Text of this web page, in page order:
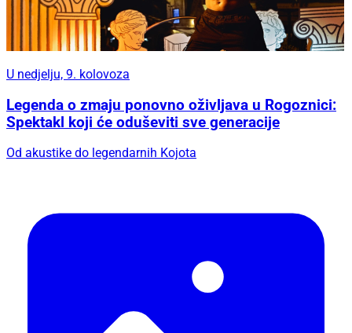
U nedjelju, 9. kolovoza
Legenda o zmaju ponovno oživljava u Rogoznici:
Spektakl koji će oduševiti sve generacije
Od akustike do legendarnih Kojota